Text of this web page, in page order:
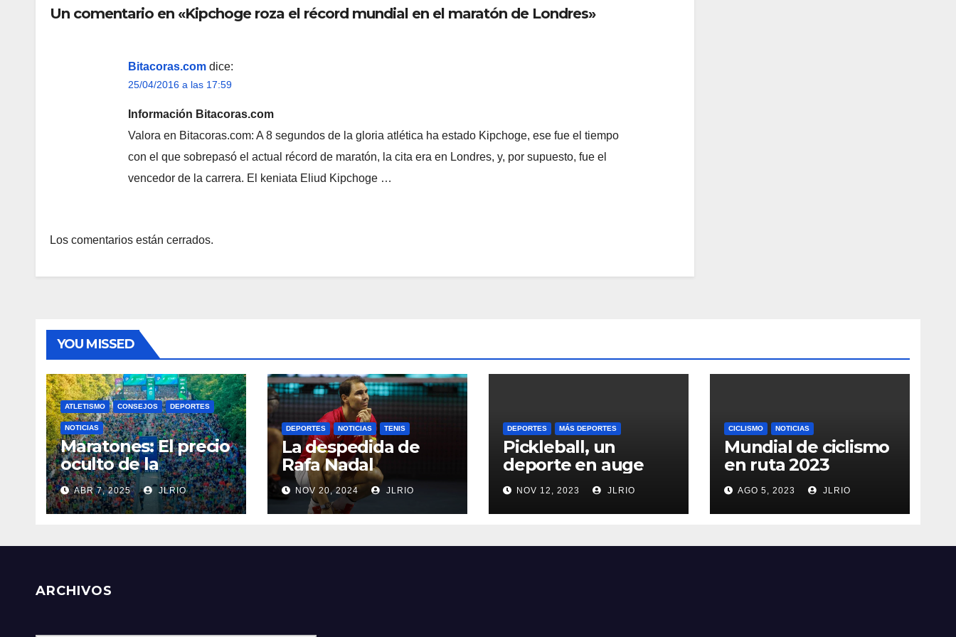
Un comentario en «Kipchoge roza el récord mundial en el maratón de Londres»
Bitacoras.com dice:
25/04/2016 a las 17:59
Información Bitacoras.com
Valora en Bitacoras.com: A 8 segundos de la gloria atlética ha estado Kipchoge, ese fue el tiempo
con el que sobrepasó el actual récord de maratón, la cita era en Londres, y, por supuesto, fue el
vencedor de la carrera. El keniata Eliud Kipchoge …
Los comentarios están cerrados.
YOU MISSED
ATLETISMO CONSEJOS DEPORTES
NOTICIAS
Maratones: El precio
oculto de la
resistencia
ABR 7, 2025 JLRIO
DEPORTES NOTICIAS TENIS
La despedida de
Rafa Nadal
NOV 20, 2024 JLRIO
DEPORTES MÁS DEPORTES
Pickleball, un
deporte en auge
NOV 12, 2023 JLRIO
CICLISMO NOTICIAS
Mundial de ciclismo
en ruta 2023
AGO 5, 2023 JLRIO
ARCHIVOS